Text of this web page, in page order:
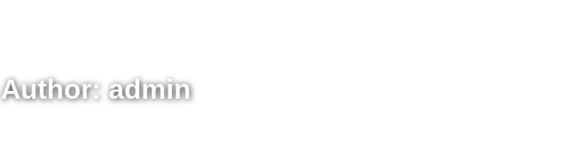
Author: admin